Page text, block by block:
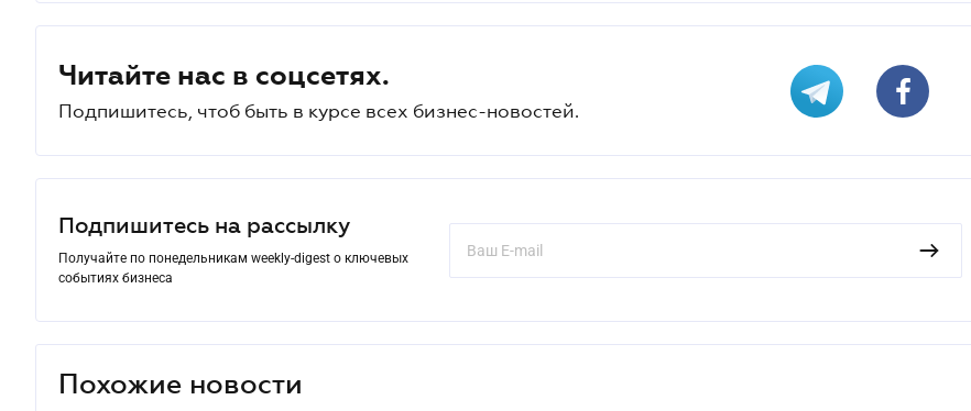
Читайте нас в соцсетях.
Подпишитесь, чтоб быть в курсе всех бизнес-новостей.
Подпишитесь на рассылку
Получайте по понедельникам weekly-digest о ключевых
событиях бизнеса
Похожие новости